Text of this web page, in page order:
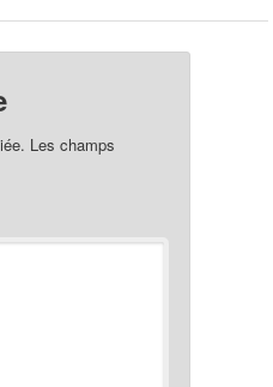
Les champs